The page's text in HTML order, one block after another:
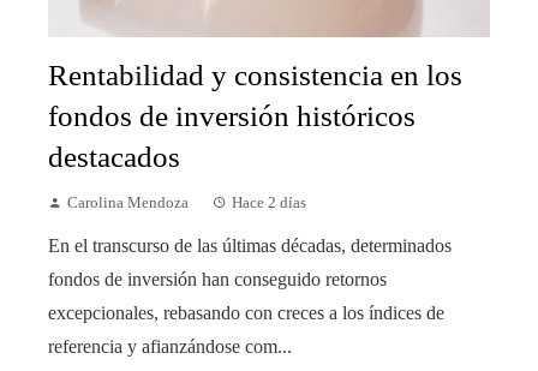
Rentabilidad y consistencia en los
fondos de inversión históricos
destacados
Carolina Mendoza Hace 2 días
En el transcurso de las últimas décadas, determinados
fondos de inversión han conseguido retornos
excepcionales, rebasando con creces a los índices de
referencia y afianzándose com...